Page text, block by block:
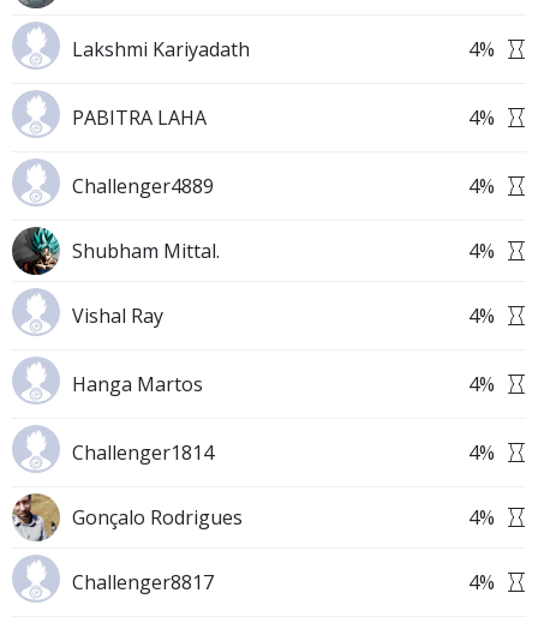
Lakshmi Kariyadath 4%
PABITRA LAHA 4%
Challenger4889 4%
Shubham Mittal. 4%
Vishal Ray 4%
Hanga Martos 4%
Challenger1814 4%
Gonçalo Rodrigues 4%
Challenger8817 4%